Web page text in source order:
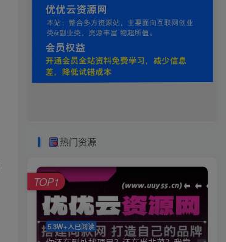
热门资源
5.3W+人已阅读
TOP1